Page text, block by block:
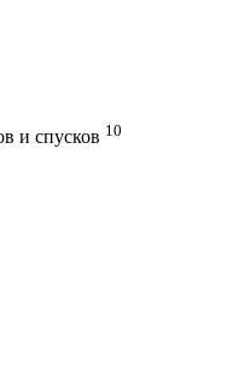
и спусков 10